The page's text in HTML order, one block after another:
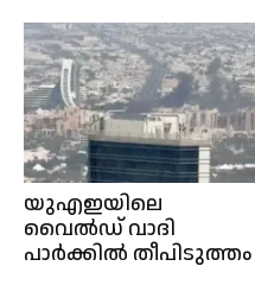
യുഎഇയിലെ
വൈൽഡ് വാദി
പാർക്കിൽ തീപിടുത്തം